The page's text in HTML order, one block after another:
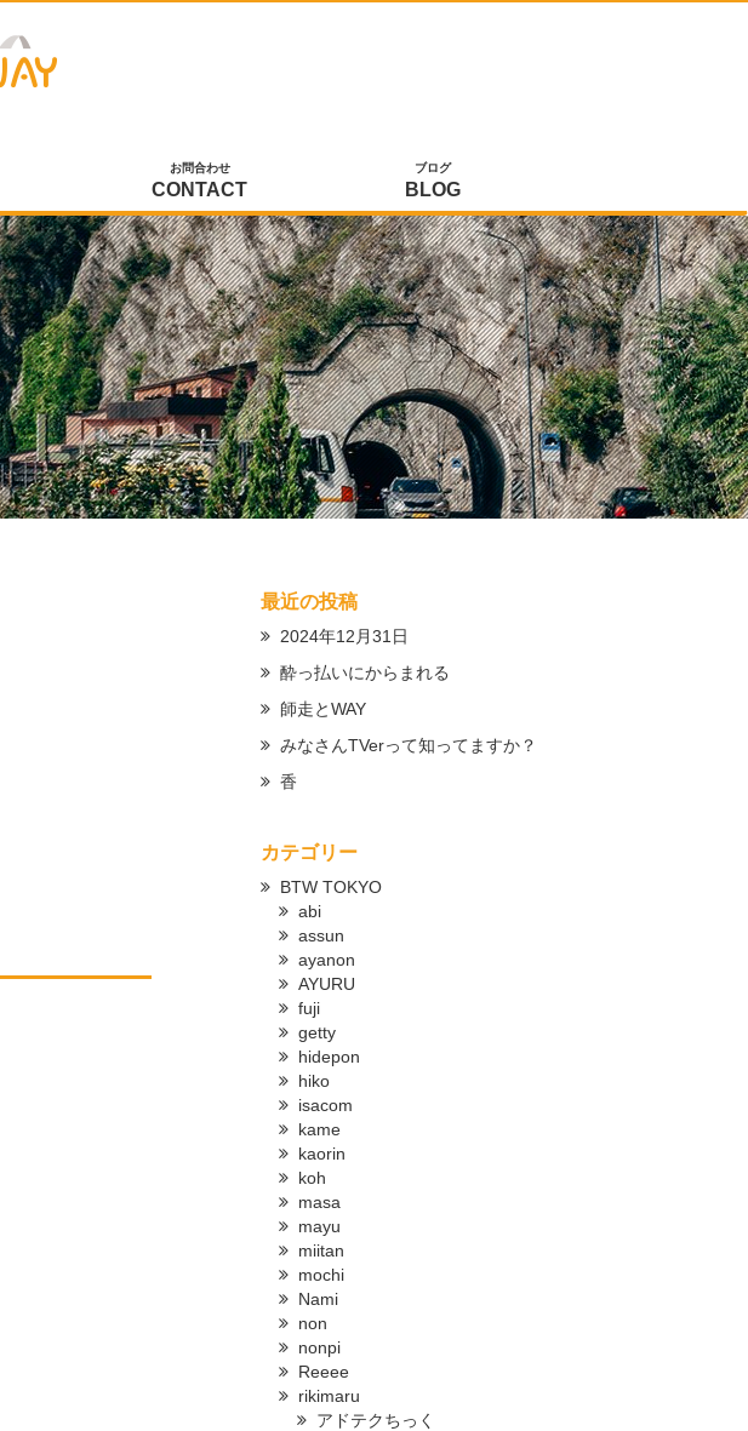
お問合わせ
CONTACT
ブログ
BLOG
最近の投稿
2024年12月31日
酔っ払いにからまれる
師走とWAY
みなさんTVerって知ってますか？
香
カテゴリー
BTW TOKYO
abi
assun
ayanon
AYURU
fuji
getty
hidepon
hiko
isacom
kame
kaorin
koh
masa
mayu
miitan
mochi
Nami
non
nonpi
Reeee
rikimaru
アドテクちっく